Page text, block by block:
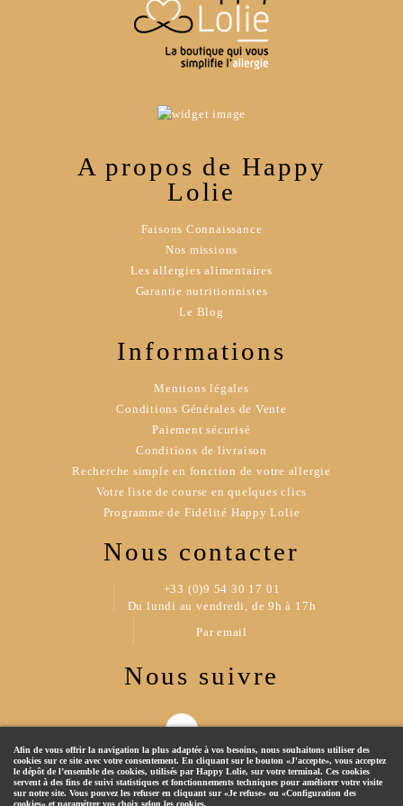
Afin de vous offrir la navigation la plus adaptée à vos besoins, nous souhaitons utiliser des
cookies sur ce site avec votre consentement. En cliquant sur le bouton «J'accepte», vous acceptez
le dépôt de l’ensemble des cookies, utilisés par Happy Lolie, sur votre terminal. Ces cookies
servent à des fins de suivi statistiques et fonctionnements techniques pour améliorer votre visite
sur notre site. Vous pouvez les refuser en cliquant sur «Je refuse» ou «Configuration des
cookies» et paramétrer vos choix selon les cookies.
A propos de Happy
Lolie
Faisons Connaissance
Nos missions
Les allergies alimentaires
Garantie nutritionnistes
Le Blog
Informations
Mentions légales
Conditions Générales de Vente
Paiement sécurisé
Conditions de livraison
Recherche simple en fonction de votre allergie
Votre liste de course en quelques clics
Programme de Fidélité Happy Lolie
Nous contacter
+33 (0)9 54 30 17 01
Du lundi au vendredi, de 9h à 17h
Par email
Nous suivre